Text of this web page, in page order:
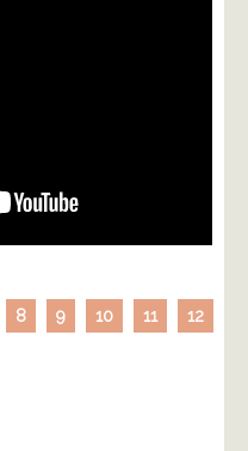
8 9 10 11 12